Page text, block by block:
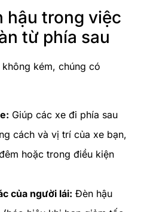
hậu trong việc
từ phía sau
kém, chúng có
Giúp các xe đi phía sau
cách và vị trí của xe bạn,
hoặc trong điều kiện
của người lái: Đèn hậu